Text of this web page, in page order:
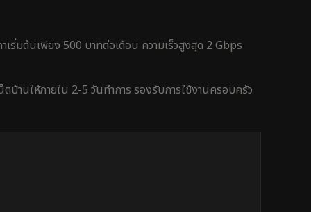
ริ่มต้นเพียง 500 บาทต่อเดือน ความเร็วสูงสุด 2 Gbps
บ้านให้ภายใน 2-5 วันทำการ รองรับการใช้งานครอบครัว